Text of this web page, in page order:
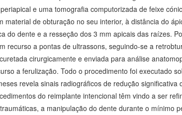
e uma tomografia computorizada de feixe
material de obturação no seu interior, à distância do
do dente e a resseção dos 3 mm apicais das raízes.
recurso a pontas de ultrassons, seguindo-se a
cirurgicamente e enviada para análise
a ferulização. Todo o procedimento foi executado
revela sinais radiográficos de redução
do reimplante intencional têm vindo a ser
a manipulação do dente durante o mínimo